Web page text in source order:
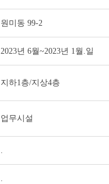
원미동 99-2
2023년 6월~2023년 1월.일
지하1층/지상4층
업무시설
.
.